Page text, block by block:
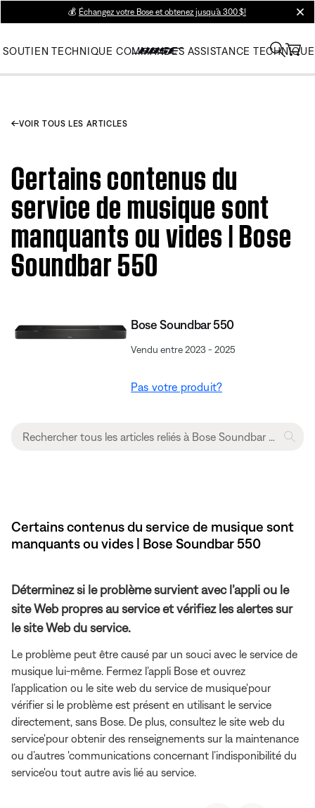
💰 Échangez votre Bose et obtenez jusqu’à 300 $!
SOUTIEN TECHNIQUE COMMANDES ASSISTANCE TECHNIQUE
VOIR TOUS LES ARTICLES
Certains contenus du
service de musique sont
manquants ou vides | Bose
Soundbar 550
Bose Soundbar 550
Vendu entre 2023 - 2025
Pas votre produit?
Certains contenus du service de musique sont
manquants ou vides | Bose Soundbar 550
Déterminez si le problème survient avec l’appli ou le
site Web propres au service et vérifiez les alertes sur
le site Web du service.
Le problème peut être causé par un souci avec le service de
musique lui-même. Fermez l’appli Bose et ouvrez
l’application ou le site web du service de musique'pour
vérifier si le problème est présent en utilisant le service
directement, sans Bose. De plus, consultez le site web du
service'pour obtenir des renseignements sur la maintenance
ou d’autres 'communications concernant l’indisponibilité du
service'ou tout autre avis lié au service.